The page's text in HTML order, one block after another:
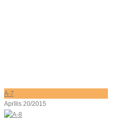
A-7
Aprīlis 20/2015